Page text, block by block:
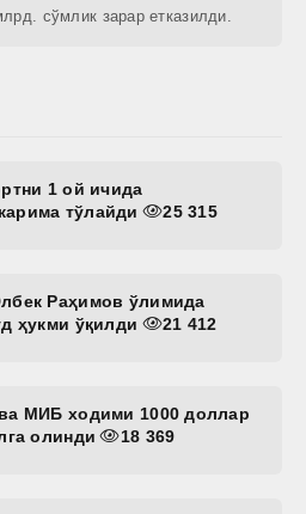
сўмлик зарар етказилди.
1 ой ичида
тўлайди
25 315
Раҳимов ўлимида
ҳукми ўқилди
21 412
МИБ ходими 1000 доллар
олинди
18 369